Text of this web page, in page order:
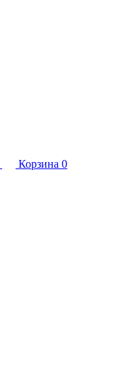
Корзина 0